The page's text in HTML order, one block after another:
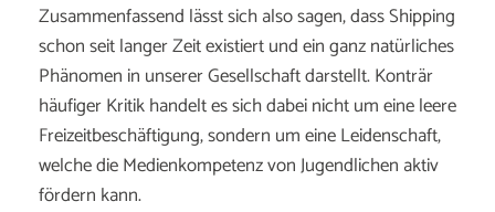
Zusammenfassend lässt sich also sagen, dass Shipping
schon seit langer Zeit existiert und ein ganz natürliches
Phänomen in unserer Gesellschaft darstellt. Konträr
häufiger Kritik handelt es sich dabei nicht um eine leere
Freizeitbeschäftigung, sondern um eine Leidenschaft,
welche die Medienkompetenz von Jugendlichen aktiv
fördern kann.